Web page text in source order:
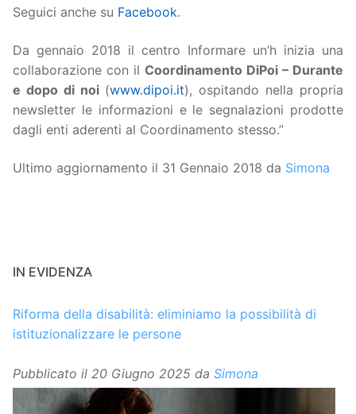
Seguici anche su Facebook.
Da gennaio 2018 il centro Informare un’h inizia una
collaborazione con il Coordinamento DiPoi – Durante
e dopo di noi(www.dipoi.it), ospitando nella propria
newsletter le informazioni e le segnalazioni prodotte
dagli enti aderenti al Coordinamento stesso.”
Ultimo aggiornamento il 31 Gennaio 2018 da Simona
IN EVIDENZA
Riforma della disabilità: eliminiamo la possibilità di
istituzionalizzare le persone
Pubblicato il 20 Giugno 2025 da Simona